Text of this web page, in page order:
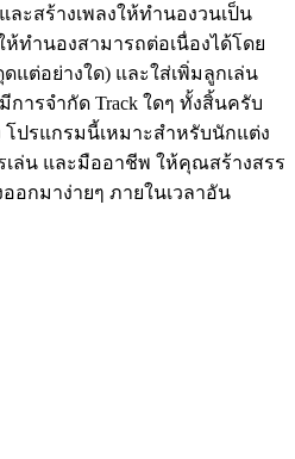
ะสร้างเพลงให้ทำนองวนเป็น
ห้ทำนองสามารถต่อเนื่องได้โดย
แต่อย่างใด) และใส่เพิ่มลูกเล่น
การจำกัด Track ใดๆ ทั้งสิ้นครับ
โปรแกรมนี้เหมาะสำหรับนักแต่ง
เล่น และมืออาชีพ ให้คุณสร้างสรร
อกมาง่ายๆ ภายในเวลาอัน